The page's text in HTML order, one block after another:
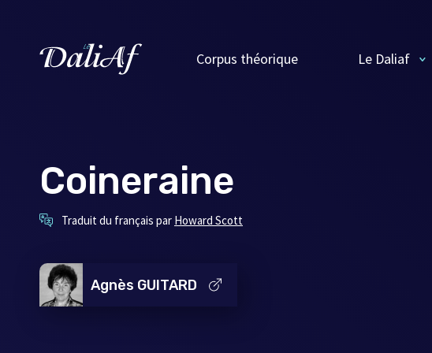
Corpus théorique Le Daliaf
Coineraine
Traduit du français par Howard Scott
Agnès GUITARD